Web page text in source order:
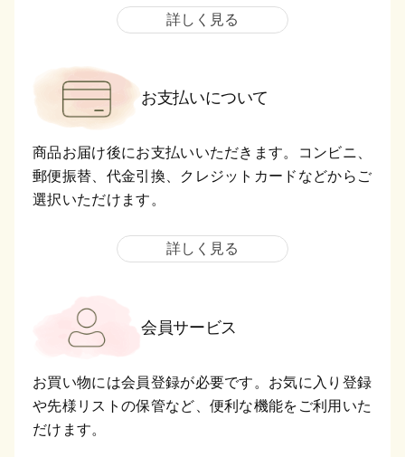
詳しく見る
お支払いについて
商品お届け後にお支払いいただきます。コンビニ、
郵便振替、代金引換、クレジットカードなどからご
選択いただけます。
詳しく見る
会員サービス
お買い物には会員登録が必要です。お気に入り登録
や先様リストの保管など、便利な機能をご利用いた
だけます。